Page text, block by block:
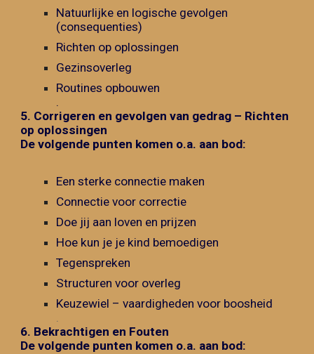
Natuurlijke en logische gevolgen
(consequenties)
Richten op oplossingen
Gezinsoverleg
Routines opbouwen
.
5. Corrigeren en gevolgen van gedrag – Richten
op oplossingen
De volgende punten komen o.a. aan bod:
Een sterke connectie maken
Connectie voor correctie
Doe jij aan loven en prijzen
Hoe kun je je kind bemoedigen
Tegenspreken
Structuren voor overleg
Keuzewiel – vaardigheden voor boosheid
.
6. Bekrachtigen en Fouten
De volgende punten komen o.a. aan bod: